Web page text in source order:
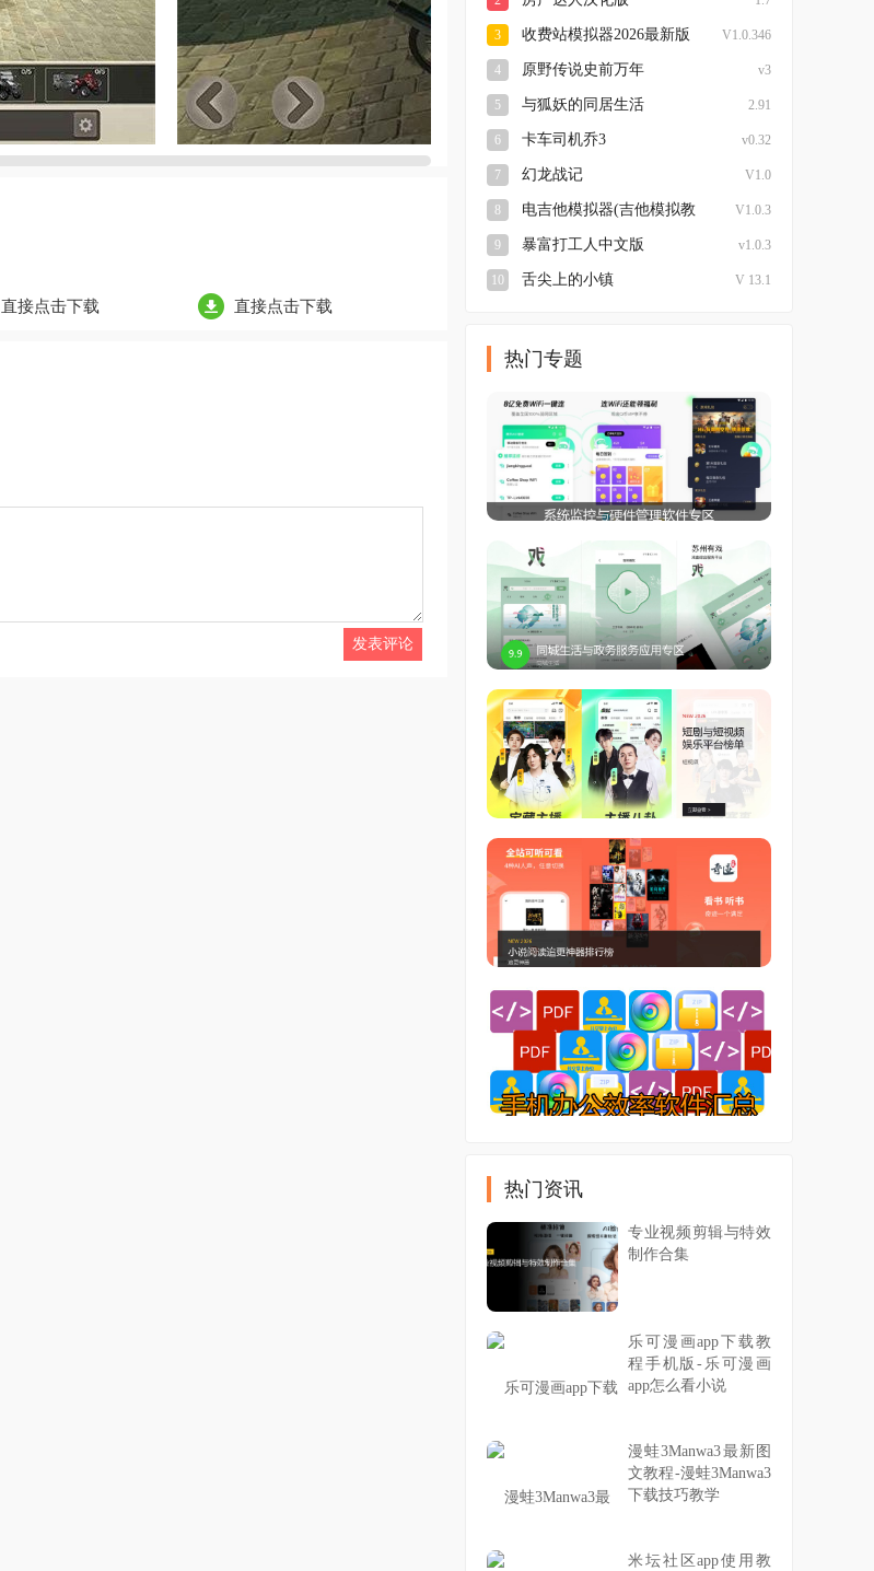
直接点击下载 直接点击下载
3 收费站模拟器2026最新版 V1.0.346
4 原野传说史前万年 v3
5 与狐妖的同居生活 2.91
6 卡车司机乔3 v0.32
7 幻龙战记 V1.0
8
电吉他模拟器(吉他模拟教
V1.0.3
9 暴富打工人中文版 v1.0.3
10 舌尖上的小镇 V 13.1
热门专题
热门资讯
专业视频剪辑与特效
制作合集
乐可漫画app下载教
程手机版-乐可漫画
app怎么看小说
漫蛙3Manwa3最新图
文教程-漫蛙3Manwa3
下载技巧教学
米坛社区app使用教